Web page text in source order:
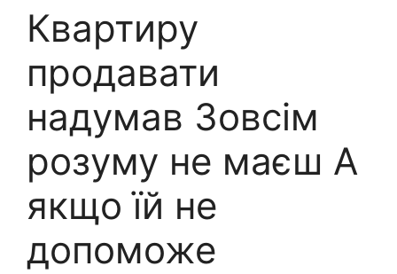
Квартиру
продавати
надумав Зовсім
розуму не маєш А
якщо їй не
допоможе